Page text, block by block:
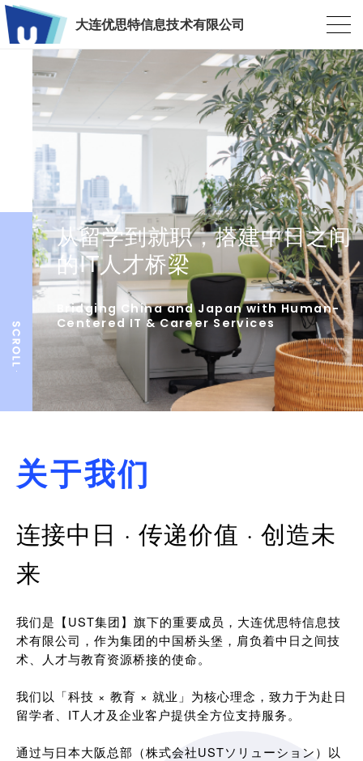
大连优思特信息技术有限公司
从留学到就职，搭建中日之间
的IT人才桥梁
Bridging China and Japan with Human-
Centered IT & Career Services
关于我们
连接中日 · 传递价值 · 创造未
来
我们是【UST集团】旗下的重要成员，大连优思特信息技
术有限公司，作为集团的中国桥头堡，肩负着中日之间技
术、人才与教育资源桥接的使命。
我们以「科技 × 教育 × 就业」为核心理念，致力于为赴日
留学者、IT人才及企业客户提供全方位支持服务。
通过与日本大阪总部（株式会社USTソリューション）以